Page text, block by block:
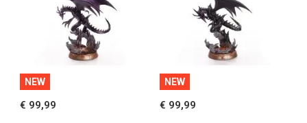
NEW
€ 99,99
NEW
€ 99,99